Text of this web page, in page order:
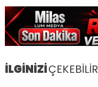
İLGİNİZİÇEKEBİLİR